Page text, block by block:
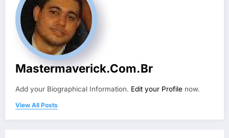
Mastermaverick.com.br
Add your Biographical Information. Edit your Profile now.
View All Posts